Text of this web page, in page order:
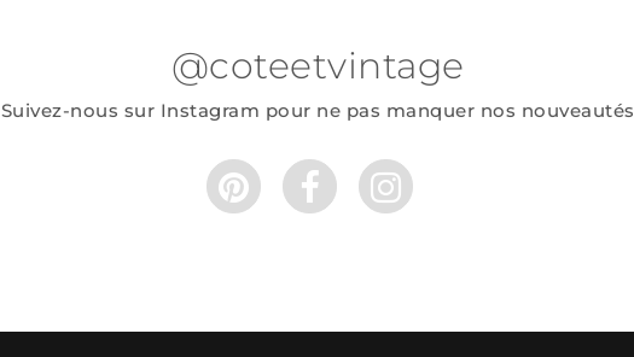
@coteetvintage
Suivez-nous sur Instagram pour ne pas manquer nos nouveautés